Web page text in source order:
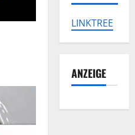
LINKTREE
ANZEIGE